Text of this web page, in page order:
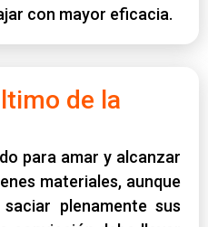
con mayor eficacia.
de la
para amar y alcanzar
materiales, aunque
plenamente sus